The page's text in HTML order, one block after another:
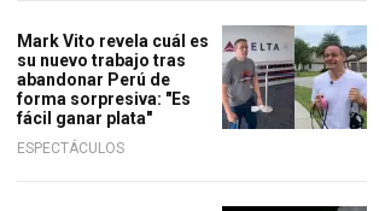
Mark Vito revela cuál es
su nuevo trabajo tras
abandonar Perú de
forma sorpresiva: "Es
fácil ganar plata"
ESPECTÁCULOS